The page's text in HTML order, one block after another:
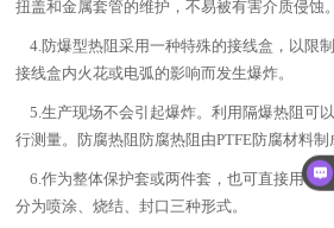
扭盖和金属套管的维护，不易被有害介质侵蚀。
4.防爆型热阻采用一种特殊的接线盒，以限
接线盒内火花或电弧的影响而发生爆炸。
5.生产现场不会引起爆炸。利用隔爆热阻可
行测量。防腐热阻防腐热阻由PTFE防腐材料制
6.作为整体保护套或两件套，也可直接用于
分为喷涂、烧结、封口三种形式。